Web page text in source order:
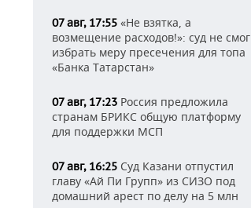
07 авг, 17:55 «Не взятка, а
возмещение расходов!»: суд не смог
избрать меру пресечения для топа
«Банка Татарстан»
07 авг, 17:23 Россия предложила
странам БРИКС общую платформу
для поддержки МСП
07 авг, 16:25 Суд Казани отпустил
главу «Ай Пи Групп» из СИЗО под
домашний арест по делу на 5 млн